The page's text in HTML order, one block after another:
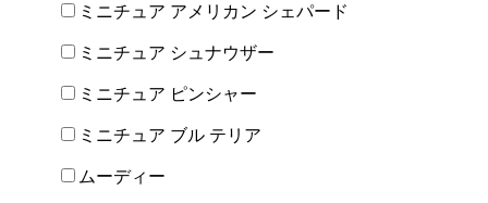
ミニチュア アメリカン シェパード
ミニチュア シュナウザー
ミニチュア ピンシャー
ミニチュア ブル テリア
ムーディー